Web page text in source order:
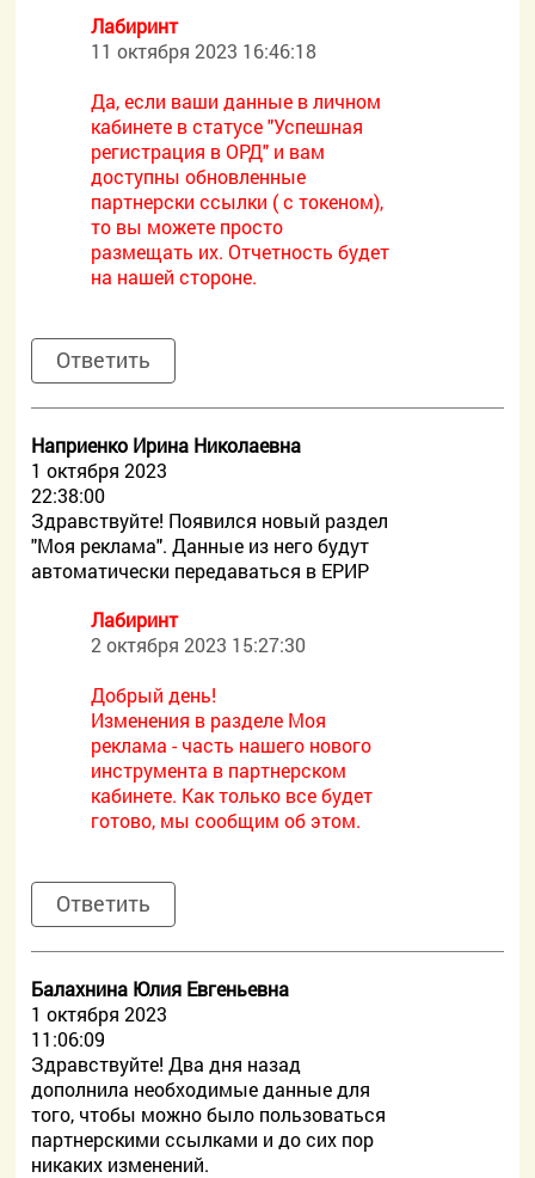
Лабиринт
11 октября 2023 16:46:18
Да, если ваши данные в личном
кабинете в статусе "Успешная
регистрация в ОРД" и вам
доступны обновленные
партнерски ссылки ( с токеном),
то вы можете просто
размещать их. Отчетность будет
на нашей стороне.
Ответить
Наприенко Ирина Николаевна
1 октября 2023
22:38:00
Здравствуйте! Появился новый раздел
"Моя реклама". Данные из него будут
автоматически передаваться в ЕРИР
Лабиринт
2 октября 2023 15:27:30
Добрый день!
Изменения в разделе Моя
реклама - часть нашего нового
инструмента в партнерском
кабинете. Как только все будет
готово, мы сообщим об этом.
Ответить
Балахнина Юлия Евгеньевна
1 октября 2023
11:06:09
Здравствуйте! Два дня назад
дополнила необходимые данные для
того, чтобы можно было пользоваться
партнерскими ссылками и до сих пор
никаких изменений.